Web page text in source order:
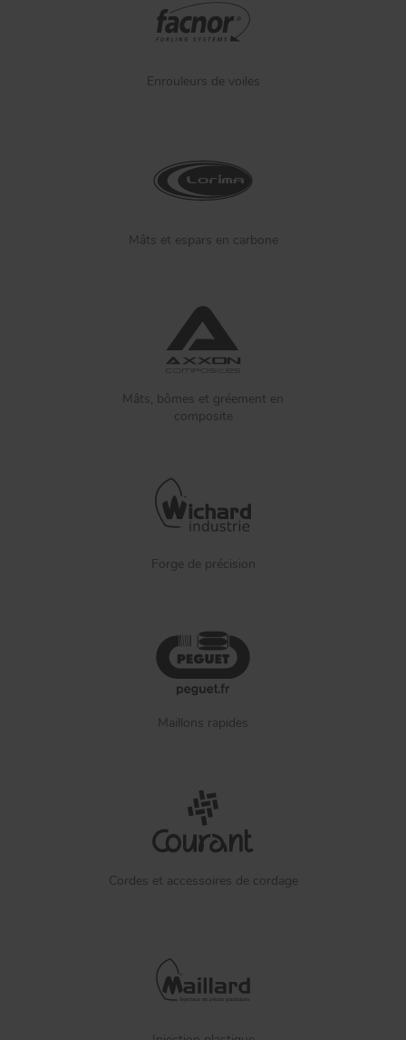
Enrouleurs de voiles
Mâts et espars en carbone
Mâts, bômes et gréement en
composite
Forge de précision
Maillons rapides
Cordes et accessoires de cordage